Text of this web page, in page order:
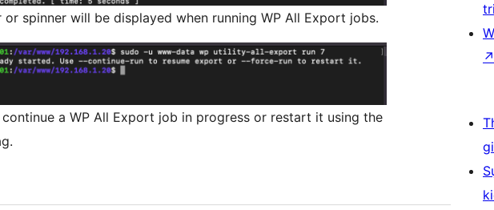
or spinner will be displayed when running WP All Export jobs.
continue a WP All Export job in progress or restart it using the
↗